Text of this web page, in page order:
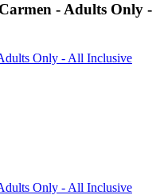
- Adults Only -
Only - All Inclusive
Only - All Inclusive